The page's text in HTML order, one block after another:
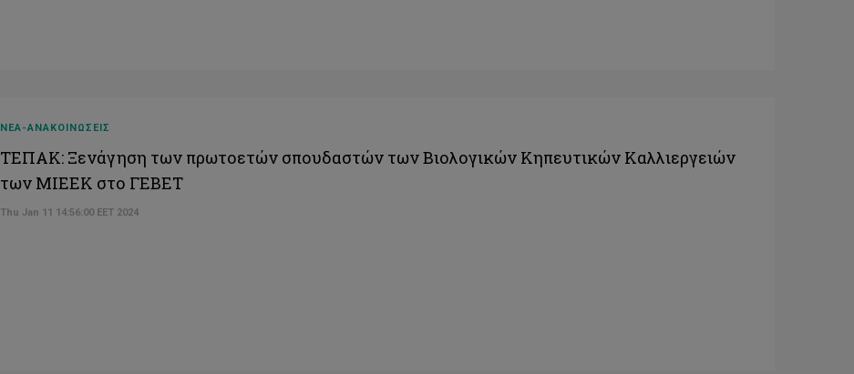
ΝΕΑ-ΑΝΑΚΟΙΝΩΣΕΙΣ
ΤΕΠΑΚ: Ξενάγηση των πρωτοετών σπουδαστών των Βιολογικών Κηπευτικών Καλλιεργειών
των ΜΙΕΕΚ στο ΓΕΒΕΤ
Thu Jan 11 14:56:00 EET 2024